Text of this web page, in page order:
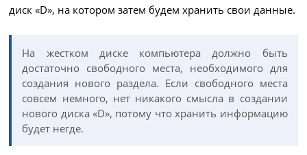
диск «D», на котором затем будем хранить свои данные.
На жестком диске компьютера должно быть
достаточно свободного места, необходимого для
создания нового раздела. Если свободного места
совсем немного, нет никакого смысла в создании
нового диска «D», потому что хранить информацию
будет негде.